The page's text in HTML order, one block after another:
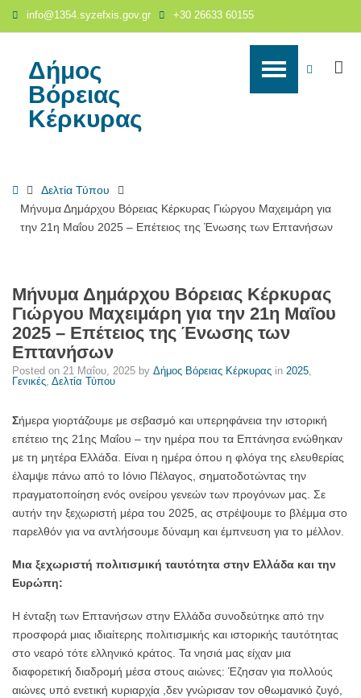
Μήνυμα
Κέρκυρας
Γιώργου
Μαχειμάρη
2025
Επέτειος
των
Επτανήσων
Δήμος
Βόρειας
Κέρκυρας
info@1354.syzefxis.gov.gr +30 26633 60155
Δήμος
Βόρειας
Κέρκυρας
HomeΔελτία Τύπου
Μήνυμα Δημάρχου Βόρειας Κέρκυρας Γιώργου Μαχειμάρη για
την 21η Μαΐου 2025 – Επέτειος της Ένωσης των Επτανήσων
Μήνυμα Δημάρχου Βόρειας Κέρκυρας
Γιώργου Μαχειμάρη για την 21η Μαΐου
2025 – Επέτειος της Ένωσης των
Επτανήσων
Posted on 21 Μαΐου, 2025 by Δήμος Βόρειας Κέρκυρας in 2025,
Γενικές, Δελτία Τύπου
Σήμερα γιορτάζουμε με σεβασμό και υπερηφάνεια την ιστορική
επέτειο της 21ης Μαΐου – την ημέρα που τα Επτάνησα ενώθηκαν
με τη μητέρα Ελλάδα. Είναι η ημέρα όπου η φλόγα της ελευθερίας
έλαμψε πάνω από το Ιόνιο Πέλαγος, σηματοδοτώντας την
πραγματοποίηση ενός ονείρου γενεών των προγόνων μας. Σε
αυτήν την ξεχωριστή μέρα του 2025, ας στρέψουμε το βλέμμα στο
παρελθόν για να αντλήσουμε δύναμη και έμπνευση για το μέλλον.
Μια ξεχωριστή πολιτισμική ταυτότητα στην Ελλάδα και την
Ευρώπη:
Η ένταξη των Επτανήσων στην Ελλάδα συνοδεύτηκε από την
προσφορά μιας ιδιαίτερης πολιτισμικής και ιστορικής ταυτότητας
στο νεαρό τότε ελληνικό κράτος. Τα νησιά μας είχαν μια
διαφορετική διαδρομή μέσα στους αιώνες: Έζησαν για πολλούς
αιώνες υπό ενετική κυριαρχία ,δεν γνώρισαν τον οθωμανικό ζυγό,